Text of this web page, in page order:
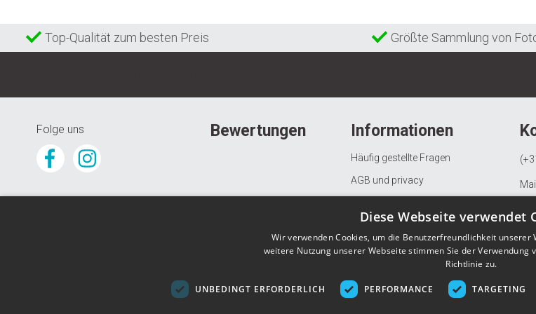
Top-Qualität zum besten Preis Größte Sammlung von
Folge uns Bewertungen Informationen
Häufig gestellte Fragen
AGB und privacy
Widerrufs- und Rückgaberecht
Datenschutzerklärung
Über Gunstigefototapete.de
Diese Webseite verwendet
Wir verwenden Cookies, um die Benutzerfreundlichkeit unserer
weitere Nutzung unserer Webseite stimmen Sie der Verwendung
Richtlinie zu.
UNBEDINGT ERFORDERLICH PERFORMANCE TARGETING